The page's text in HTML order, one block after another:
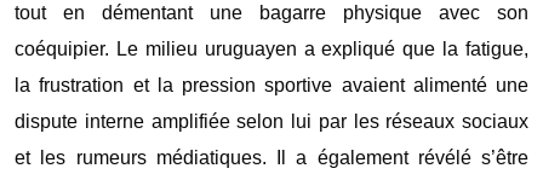
tout en démentant une bagarre physique avec son
coéquipier. Le milieu uruguayen a expliqué que la fatigue,
la frustration et la pression sportive avaient alimenté une
dispute interne amplifiée selon lui par les réseaux sociaux
et les rumeurs médiatiques. Il a également révélé s’être